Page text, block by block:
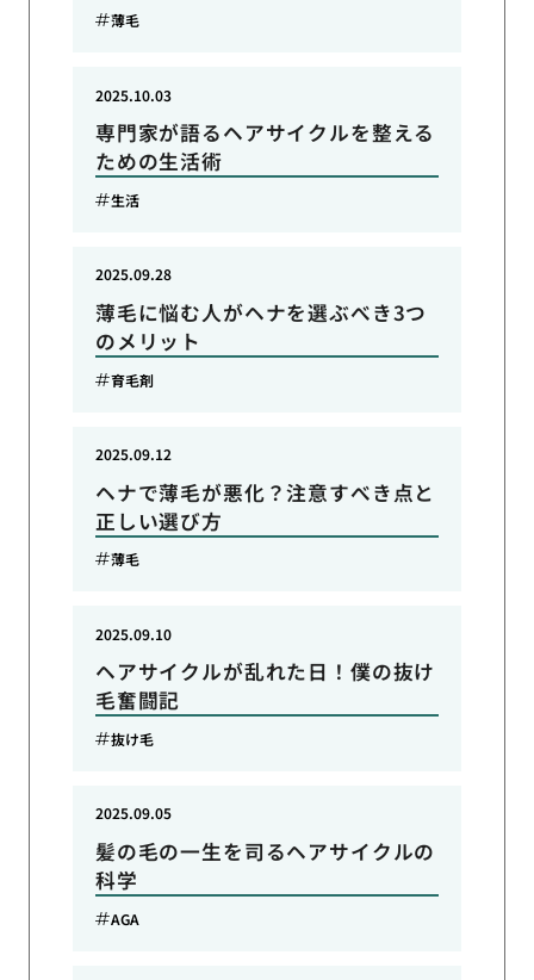
薄毛
専門家が語るヘアサイクルを整える
ための生活術
2025.10.03
生活
薄毛に悩む人がヘナを選ぶべき3つ
のメリット
2025.09.28
育毛剤
ヘナで薄毛が悪化？注意すべき点と
正しい選び方
2025.09.12
薄毛
ヘアサイクルが乱れた日！僕の抜け
毛奮闘記
2025.09.10
抜け毛
髪の毛の一生を司るヘアサイクルの
科学
2025.09.05
AGA